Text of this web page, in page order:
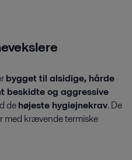
bygget til alsidige, hårde
beskidte og aggressive
dehøjeste hygiejnekrav. De
med krævende termiske